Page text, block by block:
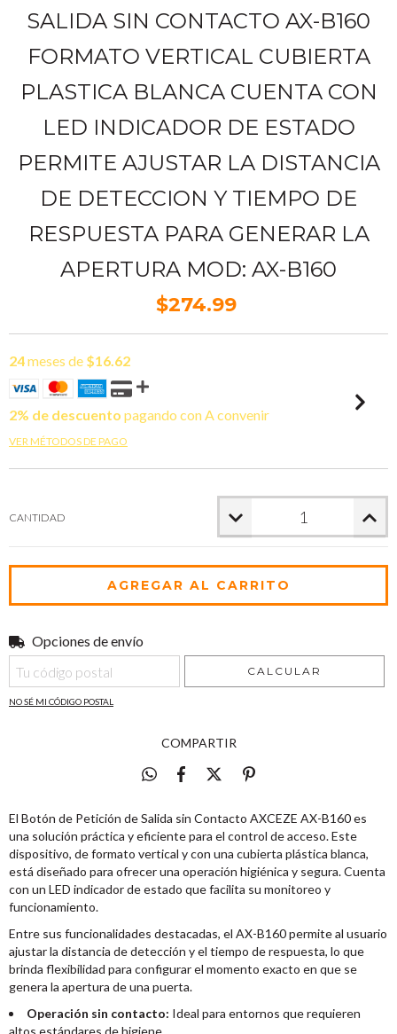
SALIDA SIN CONTACTO AX-B160
FORMATO VERTICAL CUBIERTA
PLASTICA BLANCA CUENTA CON
LED INDICADOR DE ESTADO
PERMITE AJUSTAR LA DISTANCIA
DE DETECCION Y TIEMPO DE
RESPUESTA PARA GENERAR LA
APERTURA MOD: AX-B160
$274.99
24meses de $16.62
2% de descuento pagando con A convenir
VER MÉTODOS DE PAGO
CANTIDAD
Entregas para el CP:
Opciones de envío
CALCULAR
NO SÉ MI CÓDIGO POSTAL
COMPARTIR
El Botón de Petición de Salida sin Contacto AXCEZE AX-B160 es
una solución práctica y eficiente para el control de acceso. Este
dispositivo, de formato vertical y con una cubierta plástica blanca,
está diseñado para ofrecer una operación higiénica y segura. Cuenta
con un LED indicador de estado que facilita su monitoreo y
funcionamiento.
Entre sus funcionalidades destacadas, el AX-B160 permite al usuario
ajustar la distancia de detección y el tiempo de respuesta, lo que
brinda flexibilidad para configurar el momento exacto en que se
genera la apertura de una puerta.
Operación sin contacto: Ideal para entornos que requieren
altos estándares de higiene.